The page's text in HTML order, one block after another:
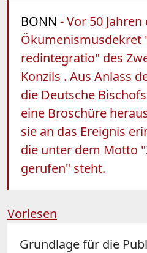
BONN - Vor 50
Ökumenismusdekret
redintegratio" des
Konzils . Aus Anlass
die Deutsche
eine Broschüre
sie an das Ereignis
die unter dem Motto
gerufen" steht.
Vorlesen
Grundlage für die